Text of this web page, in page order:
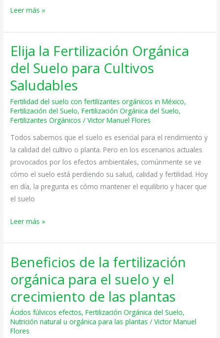
Plants)
Leer más »
Elija la Fertilización Orgánica
del Suelo para Cultivos
Saludables
Fertilidad del suelo con fertilizantes orgánicos in México,
Fertilización del Suelo,Fertilización Orgánica del Suelo,
Fertilizantes Orgánicos /Victor Manuel Flores
Todos sabemos que el suelo es esencial para el rendimiento y
la calidad del cultivo o planta. Pero en los escenarios actuales
provocados por los efectos ambientales, comúnmente se ve
cómo el suelo está perdiendo su salud, calidad y fertilidad. Hoy
en día, la pregunta es cómo mantener el equilibrio y hacer que
el suelo
Elija
Fertilización
Orgánica
del
Suelo
para
Cultivos
Saludables
Leer más »
Beneficios de la fertilización
orgánica para el suelo y el
crecimiento de las plantas
Ácidos fúlvicos efectos,Fertilización Orgánica del Suelo,
Nutrición natural u orgánica para las plantas /Victor Manuel
Flores
Beneficios
la
fertilización
orgánica
para
el